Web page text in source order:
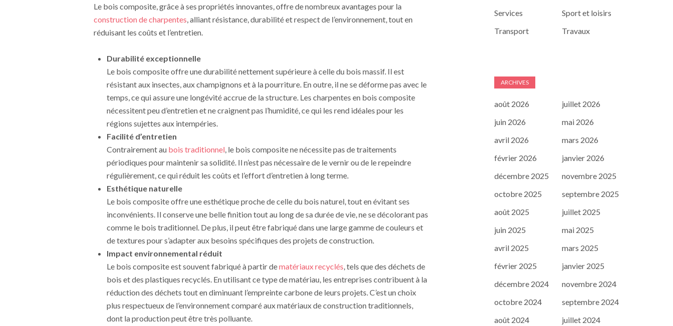
Le bois composite, grâce à ses propriétés innovantes, offre de nombreux avantages pour la
construction de charpentes, alliant résistance, durabilité et respect de l’environnement, tout en
réduisant les coûts et l’entretien.
Durabilité exceptionnelle
Le bois composite offre une durabilité nettement supérieure à celle du bois massif. Il est
résistant aux insectes, aux champignons et à la pourriture. En outre, il ne se déforme pas avec le
temps, ce qui assure une longévité accrue de la structure. Les charpentes en bois composite
nécessitent peu d’entretien et ne craignent pas l’humidité, ce qui les rend idéales pour les
régions sujettes aux intempéries.
Facilité d’entretien
Contrairement au bois traditionnel, le bois composite ne nécessite pas de traitements
périodiques pour maintenir sa solidité. Il n’est pas nécessaire de le vernir ou de le repeindre
régulièrement, ce qui réduit les coûts et l’effort d’entretien à long terme.
Esthétique naturelle
Le bois composite offre une esthétique proche de celle du bois naturel, tout en évitant ses
inconvénients. Il conserve une belle finition tout au long de sa durée de vie, ne se décolorant pas
comme le bois traditionnel. De plus, il peut être fabriqué dans une large gamme de couleurs et
de textures pour s’adapter aux besoins spécifiques des projets de construction.
Impact environnemental réduit
Le bois composite est souvent fabriqué à partir dematériaux recyclés, tels que des déchets de
bois et des plastiques recyclés. En utilisant ce type de matériau, les entreprises contribuent à la
réduction des déchets tout en diminuant l’empreinte carbone de leurs projets. C’est un choix
plus respectueux de l’environnement comparé aux matériaux de construction traditionnels,
dont la production peut être très polluante.
Services
Sport et loisirs
Transport
Travaux
ARCHIVES
août 2026
juillet 2026
juin 2026
mai 2026
avril 2026
mars 2026
février 2026
janvier 2026
décembre 2025
novembre 2025
octobre 2025
septembre 2025
août 2025
juillet 2025
juin 2025
mai 2025
avril 2025
mars 2025
février 2025
janvier 2025
décembre 2024
novembre 2024
octobre 2024
septembre 2024
août 2024
juillet 2024